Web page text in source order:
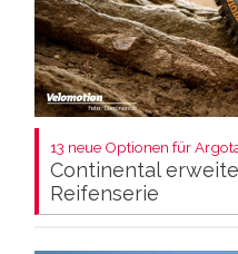
13 neue Optionen für
Continental
Reifenserie